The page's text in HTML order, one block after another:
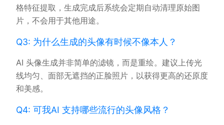
格特征提取，生成完成后系统会定期自动清理原始图
片，不会用于其他用途。
Q3: 为什么生成的头像有时候不像本人？
AI 头像生成并非简单的滤镜，而是重绘。建议上传光
线均匀、面部无遮挡的正脸照片，以获得更高的还原度
和美感。
Q4: 可我AI 支持哪些流行的头像风格？